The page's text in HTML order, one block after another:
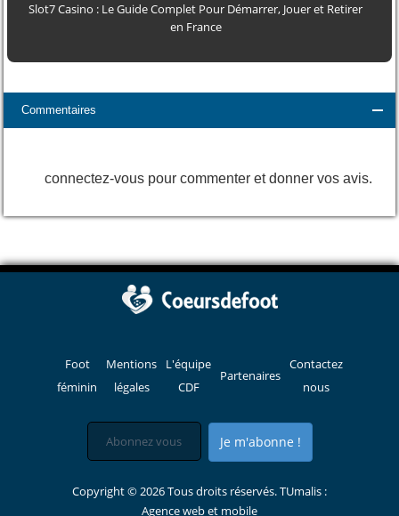
Slot7 Casino : Le Guide Complet Pour Démarrer, Jouer et Retirer
en France
Commentaires
connectez-vous pour commenter et donner vos avis.
Foot
féminin
Mentions
légales
L'équipe
CDF
Partenaires
Contactez
nous
Je m'abonne !
Copyright © 2026 Tous droits réservés. TUmalis :
Agence web et mobile